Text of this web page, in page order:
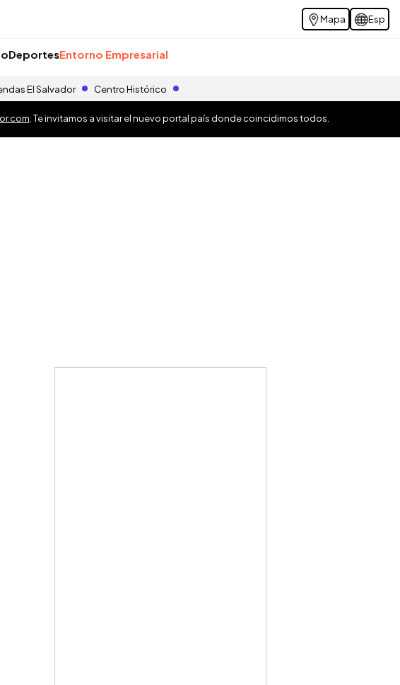
Mapa Esp
DeportesEntorno Empresarial
El Salvador Centro Histórico
. Te invitamos a visitar el nuevo portal país donde coincidimos todos.